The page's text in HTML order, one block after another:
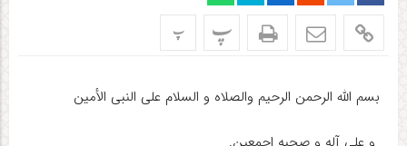
پ پ
بسم الله الرحمن الرحیم والصلاه و السلام علی النبی الأمین